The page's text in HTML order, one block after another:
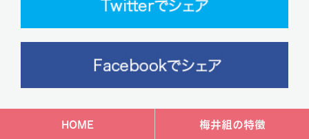
HOME 梅井組の特徴